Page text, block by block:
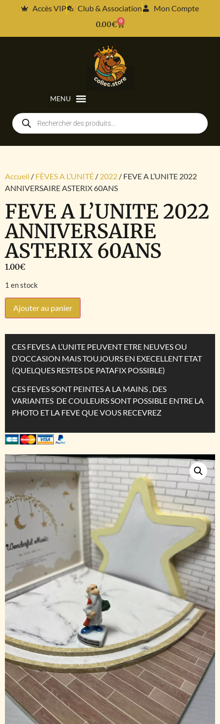
Accès VIP Club & Association
Mon Compte
0.00€ 0
Accueil / FÈVES A L’UNITÉ / 2022 / FEVE A L’UNITE 2022
ANNIVERSAIRE ASTERIX 60ANS
FEVE A L’UNITE 2022
ANNIVERSAIRE
ASTERIX 60ANS
1.00€
1 en stock
Ajouter au panier
CES FEVES A L’UNITE PEUVENT ETRE NEUVES OU
D’OCCASION MAIS TOUJOURS EN EXECELLENT ETAT
(QUELQUES RESTES DE PATAFIX POSSIBLE)
CES FEVES SONT PEINTES A LA MAINS , DES
VARIANTES DE COULEURS SONT POSSIBLE ENTRE LA
PHOTO ET LA FEVE QUE VOUS RECEVREZ